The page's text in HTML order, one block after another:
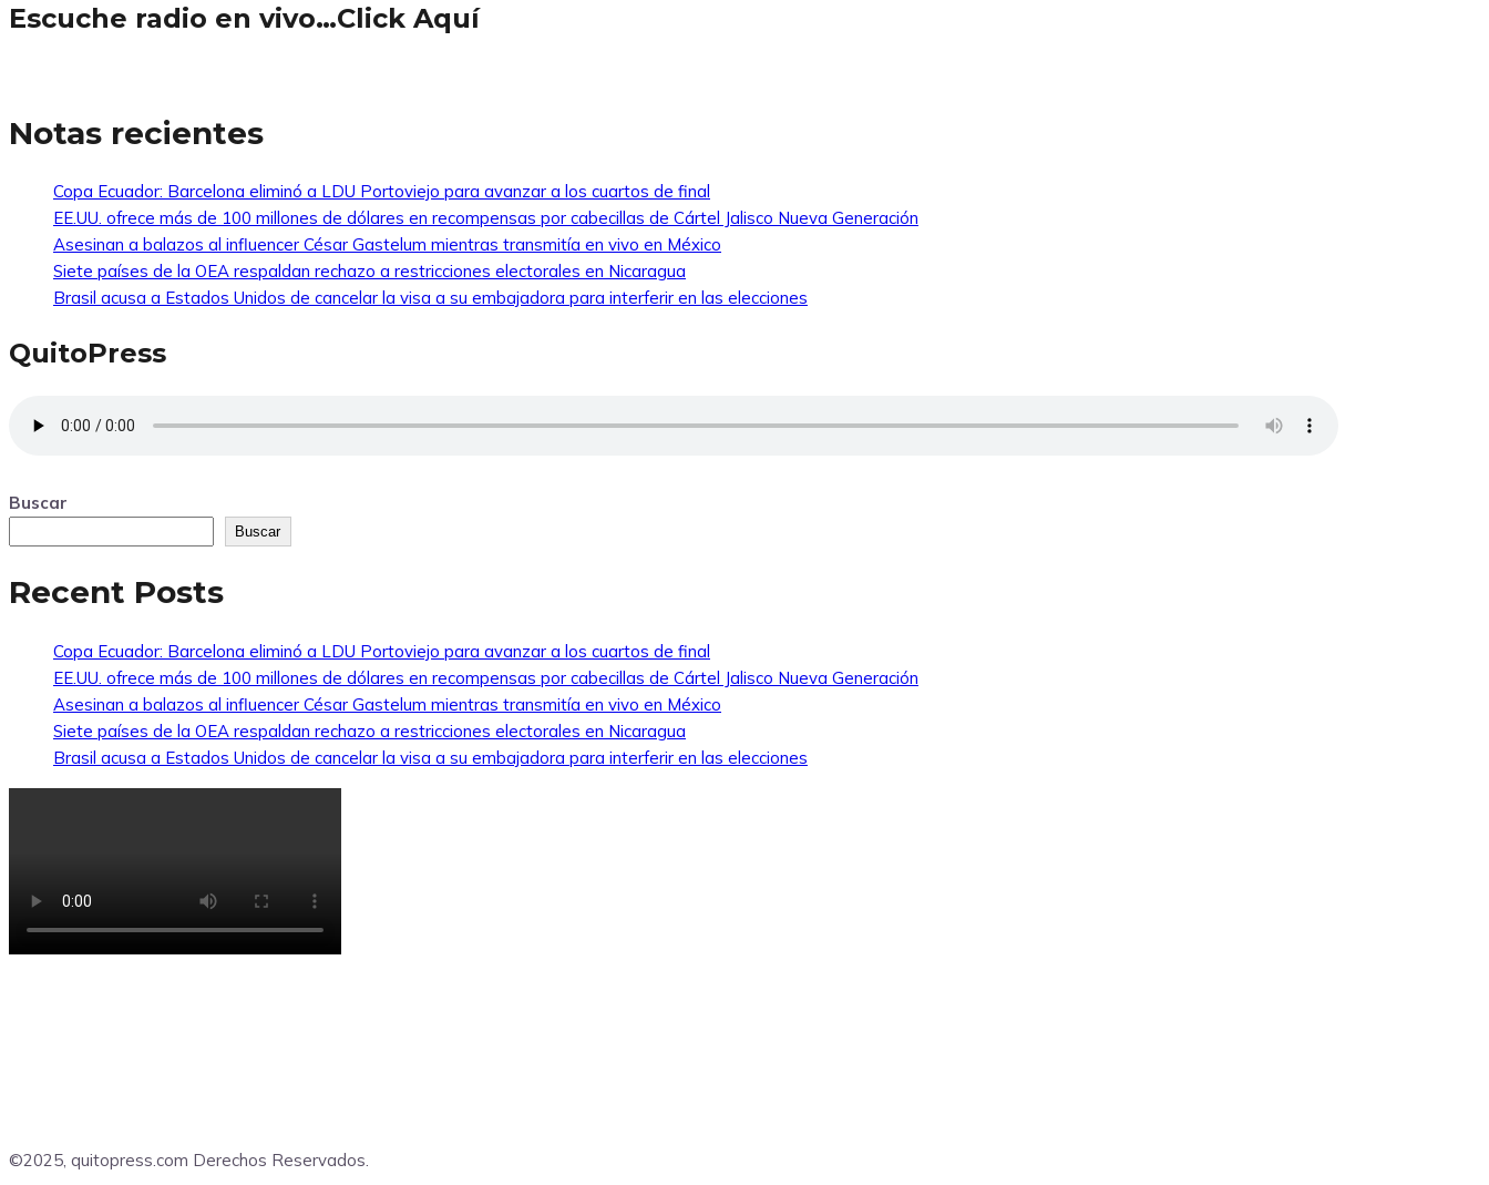
Escuche radio en vivo…Click Aquí
Notas recientes
Copa Ecuador: Barcelona eliminó a LDU Portoviejo para avanzar a los cuartos de final
EE.UU. ofrece más de 100 millones de dólares en recompensas por cabecillas de Cártel Jalisco Nueva Generación
Asesinan a balazos al influencer César Gastelum mientras transmitía en vivo en México
Siete países de la OEA respaldan rechazo a restricciones electorales en Nicaragua
Brasil acusa a Estados Unidos de cancelar la visa a su embajadora para interferir en las elecciones
QuitoPress
Buscar
Buscar
Recent Posts
Copa Ecuador: Barcelona eliminó a LDU Portoviejo para avanzar a los cuartos de final
EE.UU. ofrece más de 100 millones de dólares en recompensas por cabecillas de Cártel Jalisco Nueva Generación
Asesinan a balazos al influencer César Gastelum mientras transmitía en vivo en México
Siete países de la OEA respaldan rechazo a restricciones electorales en Nicaragua
Brasil acusa a Estados Unidos de cancelar la visa a su embajadora para interferir en las elecciones
©2025, quitopress.com Derechos Reservados.